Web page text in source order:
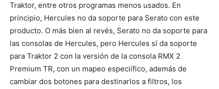
Traktor, entre otros programas menos usados. En
principio, Hercules no da soporte para Serato con este
producto. O más bien al revés, Serato no da soporte para
las consolas de Hercules, pero Hercules sí da soporte
para Traktor 2 con la versión de la consola RMX 2
Premium TR, con un mapeo especiífico, además de
cambiar dos botones para destinarlos a filtros, los